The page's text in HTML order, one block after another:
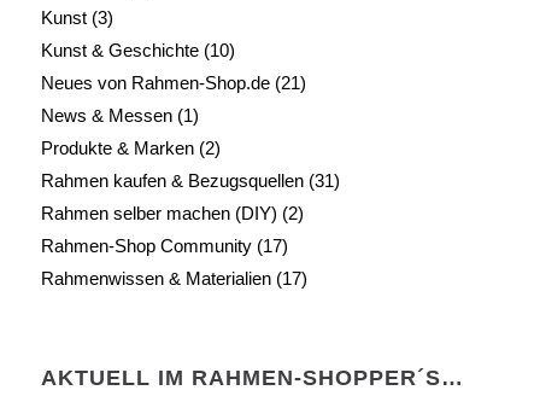
Kunst(3)
Kunst & Geschichte(10)
Neues von Rahmen-Shop.de(21)
News & Messen(1)
Produkte & Marken(2)
Rahmen kaufen & Bezugsquellen(31)
Rahmen selber machen (DIY) (2)
Rahmen-Shop Community(17)
Rahmenwissen & Materialien(17)
AKTUELL IM RAHMEN-SHOPPER´S…